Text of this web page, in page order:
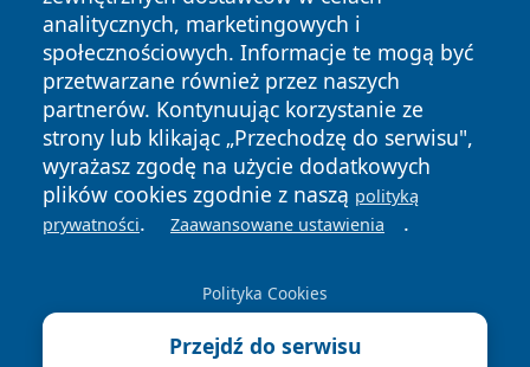
analitycznych, marketingowych i
społecznościowych. Informacje te mogą być
przetwarzane również przez naszych
partnerów. Kontynuując korzystanie ze
strony lub klikając „Przechodzę do serwisu",
wyrażasz zgodę na użycie dodatkowych
plików cookies zgodnie z naszą polityką
prywatności. Zaawansowane ustawienia .
Polityka Cookies
Przejdź do serwisu
zastrzeżone.
News Autorzy
Polityka
Prywatności
Polityka
Cookies